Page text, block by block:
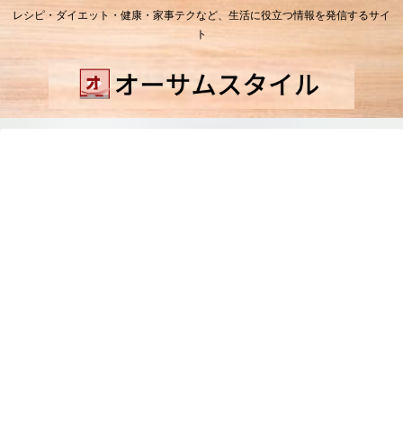
レシピ・ダイエット・健康・家事テクなど、生活に役立つ情報を発信するサイ
ト